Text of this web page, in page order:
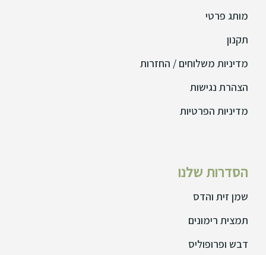
הסדרות שלנו
שמן זית והדס
תמצית רימונים
דבש ופרופוליס
מותג פרטי
תקנון
מדיניות משלוחים / החזרות
הצהרת נגישות
מדיניות הפרטיות